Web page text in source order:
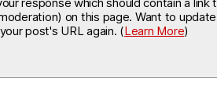
on this page. Want to
post's URL again. (Learn More)